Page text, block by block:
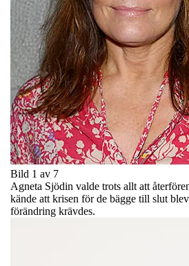
Bild 1 av 7
Agneta Sjödin valde trots allt att
kände att krisen för de bägge till slut
förändring krävdes.